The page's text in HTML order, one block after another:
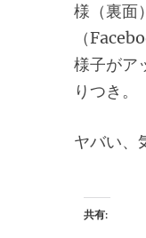
様（裏面
（
様子がア
りつき。
ヤバい、
共有: